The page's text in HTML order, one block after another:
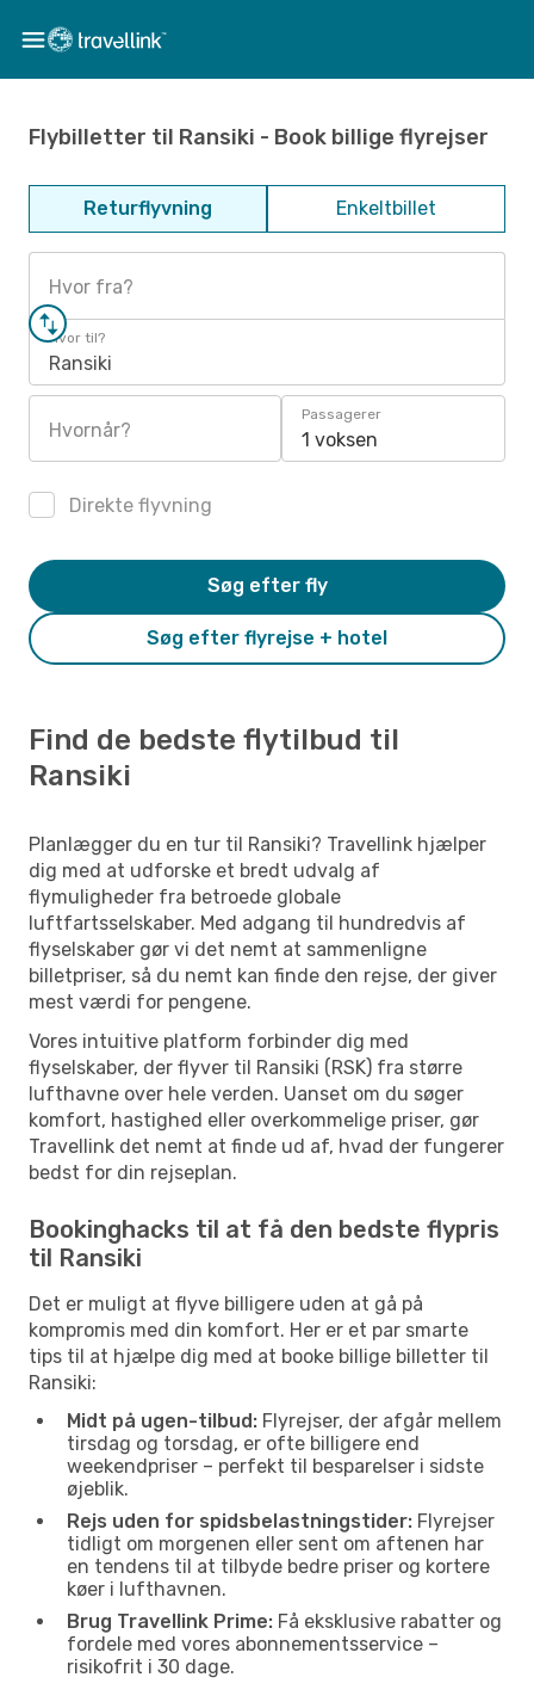
Flybilletter til Ransiki - Book billige flyrejser
Returflyvning Enkeltbillet
Hvor fra?
Hvor til?
Ransiki
Hvornår?
Passagerer
1 voksen
Direkte flyvning
Søg efter flyrejse + hotel
Søg efter fly
Find de bedste flytilbud til
Ransiki
Planlægger du en tur til Ransiki? Travellink hjælper
dig med at udforske et bredt udvalg af
flymuligheder fra betroede globale
luftfartsselskaber. Med adgang til hundredvis af
flyselskaber gør vi det nemt at sammenligne
billetpriser, så du nemt kan finde den rejse, der giver
mest værdi for pengene.
Vores intuitive platform forbinder dig med
flyselskaber, der flyver til Ransiki (RSK) fra større
lufthavne over hele verden. Uanset om du søger
komfort, hastighed eller overkommelige priser, gør
Travellink det nemt at finde ud af, hvad der fungerer
bedst for din rejseplan.
Bookinghacks til at få den bedste flypris
til Ransiki
Det er muligt at flyve billigere uden at gå på
kompromis med din komfort. Her er et par smarte
tips til at hjælpe dig med at booke billige billetter til
Ransiki:
Midt på ugen-tilbud: Flyrejser, der afgår mellem
tirsdag og torsdag, er ofte billigere end
weekendpriser – perfekt til besparelser i sidste
øjeblik.
Rejs uden for spidsbelastningstider: Flyrejser
tidligt om morgenen eller sent om aftenen har
en tendens til at tilbyde bedre priser og kortere
køer i lufthavnen.
Brug Travellink Prime: Få eksklusive rabatter og
fordele med vores abonnementsservice –
risikofrit i 30 dage.